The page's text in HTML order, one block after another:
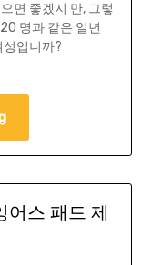
면 좋겠지 만, 그렇
명과 같은 일년
성입니까?
스 패드 제